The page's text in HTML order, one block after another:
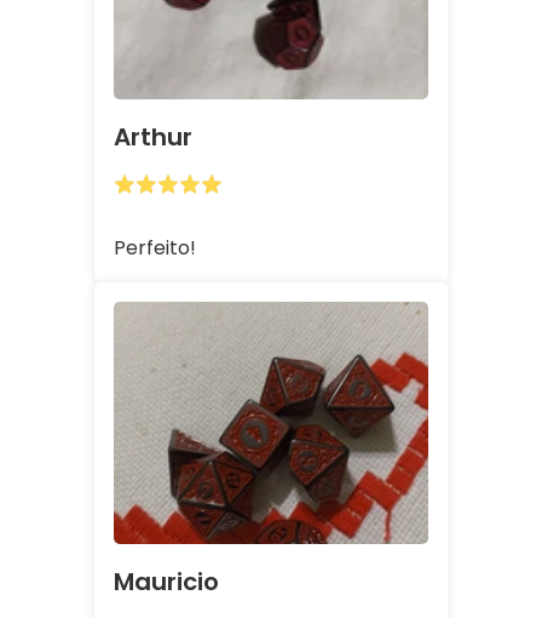
Arthur
Perfeito!
Mauricio